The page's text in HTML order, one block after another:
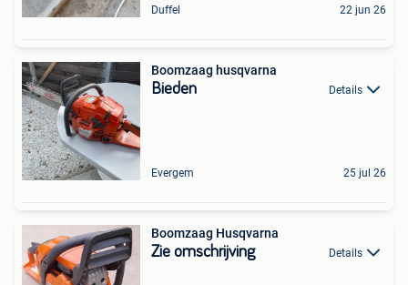
Duffel 22 jun 26
Boomzaag husqvarna
Bieden Details
Evergem 25 jul 26
Boomzaag Husqvarna
Zie omschrijving Details